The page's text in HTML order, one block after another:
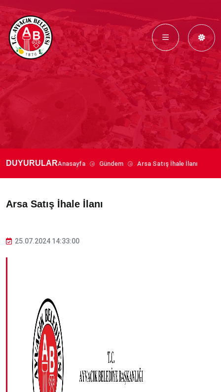
DUYURULARAnasayfa Gündem Arsa Satış İhale İlanı
Arsa Satış İhale İlanı
25.07.2024 14:33:00